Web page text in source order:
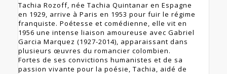
Tachia Rozoff, née Tachia Quintanar en Espagne
en 1929, arrive à Paris en 1953 pour fuir le régime
franquiste. Poétesse et comédienne, elle vit en
1956 une intense liaison amoureuse avec Gabriel
Garcia Marquez (1927-2014), apparaissant dans
plusieurs œuvres du romancier colombien.
Fortes de ses convictions humanistes et de sa
passion vivante pour la poésie, Tachia, aidé de